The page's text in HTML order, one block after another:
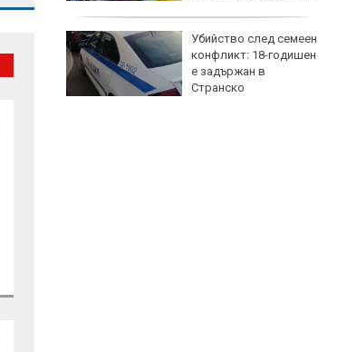
Убийство след семеен
конфликт: 18-годишен
е задържан в
Странско